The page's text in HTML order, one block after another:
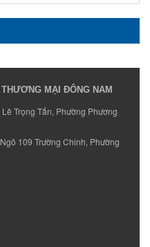
MẠI ĐÔNG NAM
Trọng Tấn, Phường Phương
109 Trường Chinh, Phường